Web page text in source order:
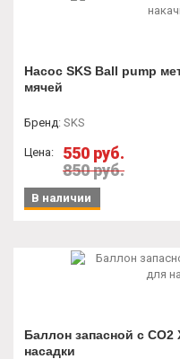
Насос SKS Ball pump
мячей
Бренд: SKS
Цена:
550 руб.
850 руб.
В наличии
Баллон запасной с СО2
насадки